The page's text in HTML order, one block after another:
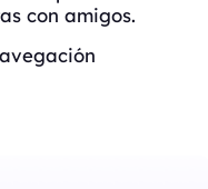
con amigos.